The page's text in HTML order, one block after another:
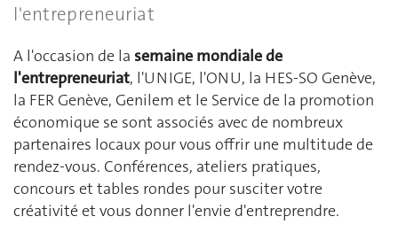
l'entrepreneuriat
A l'occasion de la semaine mondiale de
l'entrepreneuriat, l'UNIGE, l'ONU, la HES-SO Genève,
la FER Genève, Genilem et le Service de la promotion
économique se sont associés avec de nombreux
partenaires locaux pour vous offrir une multitude de
rendez-vous. Conférences, ateliers pratiques,
concours et tables rondes pour susciter votre
créativité et vous donner l'envie d'entreprendre.